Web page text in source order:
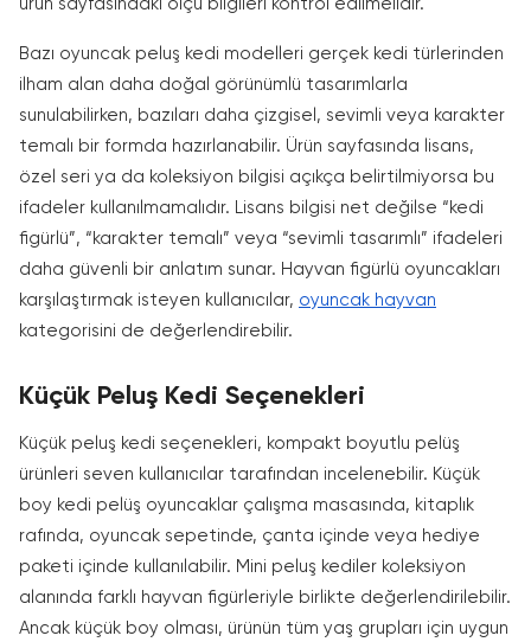
ürün sayfasındaki ölçü bilgileri kontrol edilmelidir.
Bazı oyuncak peluş kedi modelleri gerçek kedi türlerinden
ilham alan daha doğal görünümlü tasarımlarla
sunulabilirken, bazıları daha çizgisel, sevimli veya karakter
temalı bir formda hazırlanabilir. Ürün sayfasında lisans,
özel seri ya da koleksiyon bilgisi açıkça belirtilmiyorsa bu
ifadeler kullanılmamalıdır. Lisans bilgisi net değilse “kedi
figürlü”, “karakter temalı” veya “sevimli tasarımlı” ifadeleri
daha güvenli bir anlatım sunar. Hayvan figürlü oyuncakları
karşılaştırmak isteyen kullanıcılar, oyuncak hayvan
kategorisini de değerlendirebilir.
Küçük Peluş Kedi Seçenekleri
Küçük peluş kedi seçenekleri, kompakt boyutlu pelüş
ürünleri seven kullanıcılar tarafından incelenebilir. Küçük
boy kedi pelüş oyuncaklar çalışma masasında, kitaplık
rafında, oyuncak sepetinde, çanta içinde veya hediye
paketi içinde kullanılabilir. Mini peluş kediler koleksiyon
alanında farklı hayvan figürleriyle birlikte değerlendirilebilir.
Ancak küçük boy olması, ürünün tüm yaş grupları için uygun